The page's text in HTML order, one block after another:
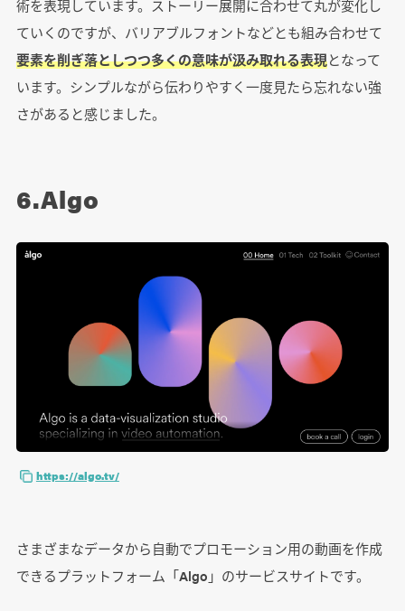
術を表現しています。ストーリー展開に合わせて丸が変化し
ていくのですが、バリアブルフォントなどとも組み合わせて
要素を削ぎ落としつつ多くの意味が汲み取れる表現となって
います。シンプルながら伝わりやすく一度見たら忘れない強
さがあると感じました。
6.Algo
https://algo.tv/
さまざまなデータから自動でプロモーション用の動画を作成
できるプラットフォーム「Algo」のサービスサイトです。